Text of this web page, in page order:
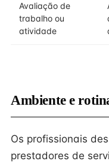
Avaliação de
trabalho ou
atividade
Ambiente e
Os profissionais
prestadores de